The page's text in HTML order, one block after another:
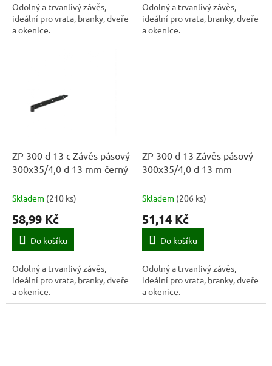
Odolný a trvanlivý závěs,
ideální pro vrata, branky, dveře
a okenice.
Odolný a trvanlivý závěs,
ideální pro vrata, branky, dveře
a okenice.
ZP 300 d 13 c Závěs pásový
300x35/4,0 d 13 mm černý
Skladem (210 ks)
58,99 Kč
Do košíku
Odolný a trvanlivý závěs,
ideální pro vrata, branky, dveře
a okenice.
ZP 300 d 13 Závěs pásový
300x35/4,0 d 13 mm
Skladem (206 ks)
51,14 Kč
Do košíku
Odolný a trvanlivý závěs,
ideální pro vrata, branky, dveře
a okenice.